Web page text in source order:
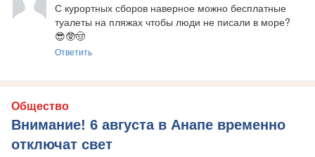
С курортных сборов наверное можно бесплатные
туалеты на пляжах чтобы люди не писали в море?
😎🥸🤠
Ответить
Общество
Внимание! 6 августа в Анапе временно
отключат свет